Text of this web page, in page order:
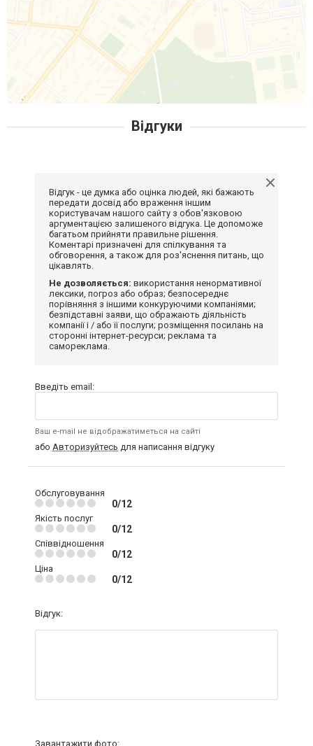
Відгуки
Відгук - це думка або оцінка людей, які бажають
передати досвід або враження іншим
користувачам нашого сайту з обов'язковою
аргументацією залишеного відгука. Це допоможе
багатьом прийняти правильне рішення.
Коментарі призначені для спілкування та
обговорення, а також для роз'яснення питань, що
цікавлять.
Не дозволяється: використання ненормативної
лексики, погроз або образ; безпосереднє
порівняння з іншими конкуруючими компаніями;
безпідставні заяви, що ображають діяльність
компанії і / або її послуги; розміщення посилань на
сторонні інтернет-ресурси; реклама та
самореклама.
Введіть email:
Ваш e-mail не відображатиметься на сайті
або Авторизуйтесь для написання відгуку
Обслуговування
0/12
Якість послуг
0/12
Співвідношення
0/12
Ціна
0/12
Відгук:
Завантажити фото: